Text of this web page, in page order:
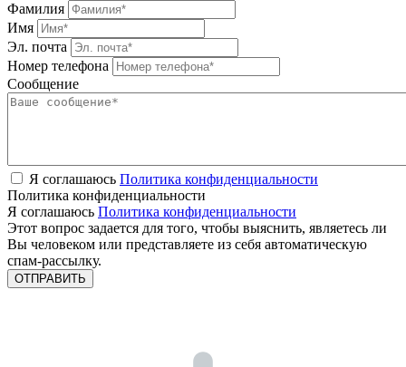
Фамилия
Имя
Эл. почта
Номер телефона
Сообщение
Я соглашаюсь Политика конфиденциальности
Политика конфиденциальности
Я соглашаюсь Политика конфиденциальности
Этот вопрос задается для того, чтобы выяснить, являетесь ли
Вы человеком или представляете из себя автоматическую
спам-рассылку.